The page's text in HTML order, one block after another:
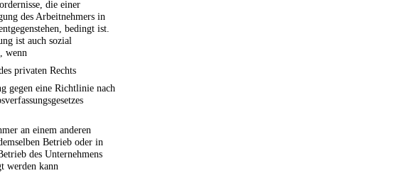
die einer
des Arbeitnehmers in
bedingt ist.
ist auch sozial
wenn
privaten Rechts
gegen eine Richtlinie nach
an einem anderen
Betrieb oder in
des Unternehmens
werden kann